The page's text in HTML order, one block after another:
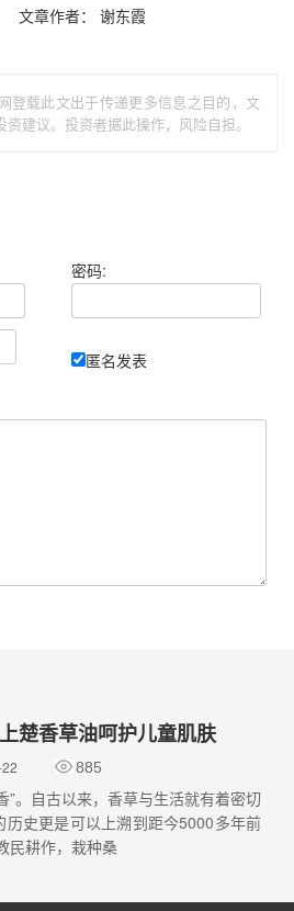
文章作者： 谢东霞
登载此文出于传递更多信息之目的，文
建议。投资者据此操作，风险自担。
密码:
匿名发表
楚香草油呵护儿童肌肤
885
”。自古以来，香草与生活就有着密切
历史更是可以上溯到距今5000多年前
民耕作，栽种桑